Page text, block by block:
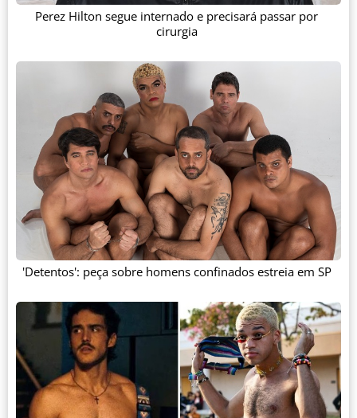
Perez Hilton segue internado e precisará passar por
cirurgia
'Detentos': peça sobre homens confinados estreia em SP